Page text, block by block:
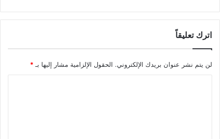
اترك تعليقاً
لن يتم نشر عنوان بريدك الإلكتروني. الحقول الإلزامية مشار إليها بـ *